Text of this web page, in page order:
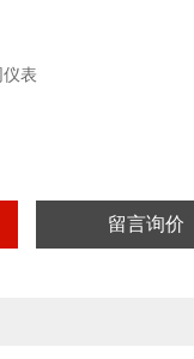
测量，以及2G、4G、
表
留言询价